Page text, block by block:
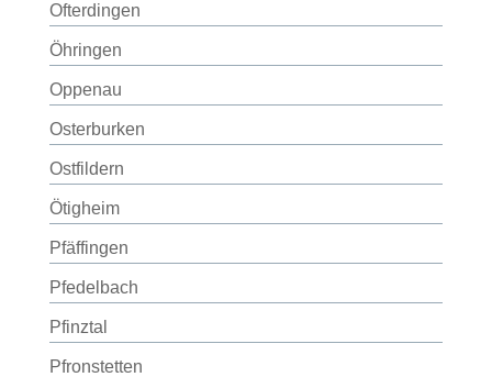
Ofterdingen
Öhringen
Oppenau
Osterburken
Ostfildern
Ötigheim
Pfäffingen
Pfedelbach
Pfinztal
Pfronstetten